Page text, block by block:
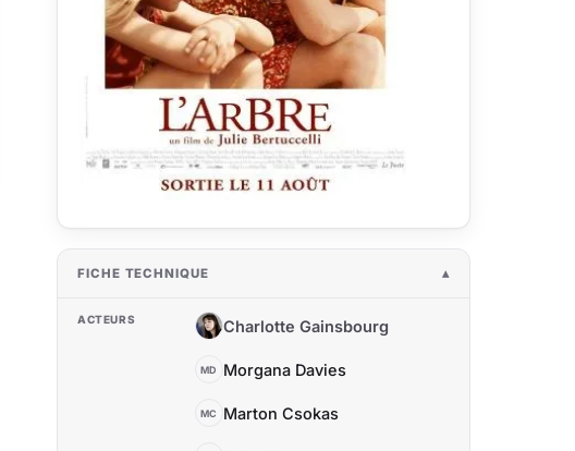
FICHE TECHNIQUE
ACTEURS CG Charlotte Gainsbourg
MD Morgana Davies
MC Marton Csokas